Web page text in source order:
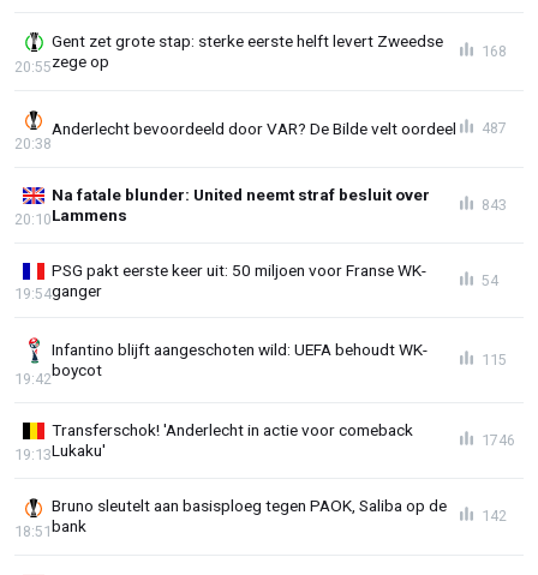
Gent zet grote stap: sterke eerste helft levert Zweedse
zege op
20:55
168
Anderlecht bevoordeeld door VAR? De Bilde velt oordeel
20:38
487
Na fatale blunder: United neemt straf besluit over
Lammens
20:10
843
PSG pakt eerste keer uit: 50 miljoen voor Franse WK-
ganger
19:54
54
Infantino blijft aangeschoten wild: UEFA behoudt WK-
boycot
19:42
115
Transferschok! 'Anderlecht in actie voor comeback
Lukaku'
19:13
1746
Bruno sleutelt aan basisploeg tegen PAOK, Saliba op de
bank
18:51
142